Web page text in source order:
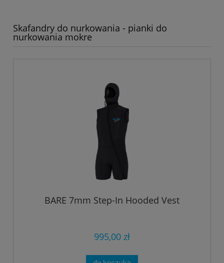
Skafandry do nurkowania - pianki do
nurkowania mokre
BARE 7mm Step-In Hooded Vest
995,00 zł